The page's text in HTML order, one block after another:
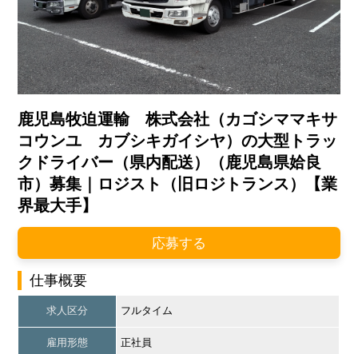
鹿児島牧迫運輸 株式会社（カゴシママキサ
コウンユ カブシキガイシヤ）の大型トラッ
クドライバー（県内配送）（鹿児島県姶良
市）募集｜ロジスト（旧ロジトランス）【業
界最大手】
応募する
仕事概要
求人区分 フルタイム
雇用形態 正社員